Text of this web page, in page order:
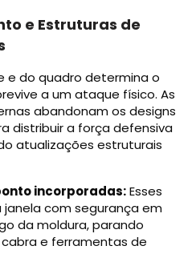
e Estruturas de
e do quadro determina o
a um ataque físico. As
abandonam os designs
distribuir a força defensiva
atualizações estruturais
incorporadas:Esses
com segurança em
da moldura, parando
e ferramentas de